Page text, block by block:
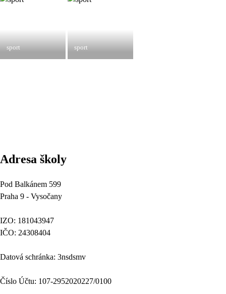
sport sport
Adresa školy
Pod Balkánem 599
Praha 9 - Vysočany
IZO: 181043947
IČO: 24308404
Datová schránka: 3nsdsmv
Číslo Účtu: 107-2952020227/0100